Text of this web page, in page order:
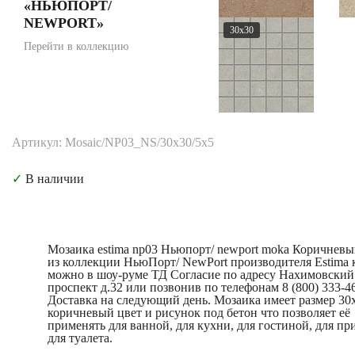
«НЬЮПОРТ/
NEWPORT»
Перейти в коллекцию
30x30
Артикул: Mosaic/NP03_NS/30x30/5x5
✓ В наличии
Мозаика estima np03 Ньюпорт/ newport moka
из коллекции НьюПорт/ NewPort производителя Estima
можно в шоу-руме ТД Согласие по адресу Нахимовский
проспект д.32 или позвонив по телефонам 8 (800) 333-
Доставка на следующий день. Мозаика имеет размер
коричневый цвет и рисунок под бетон что позволяет её
применять для ванной, для кухни, для гостиной, для
для туалета.